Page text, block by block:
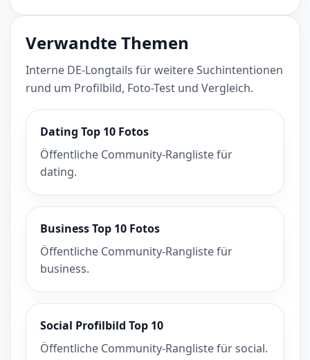
Verwandte Themen
Interne DE-Longtails für weitere Suchintentionen
rund um Profilbild, Foto-Test und Vergleich.
Dating Top 10 Fotos
Öffentliche Community-Rangliste für
dating.
Business Top 10 Fotos
Öffentliche Community-Rangliste für
business.
Social Profilbild Top 10
Öffentliche Community-Rangliste für social.